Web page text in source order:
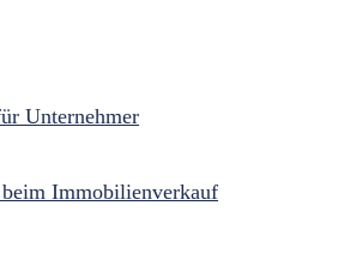
Unternehmer
beim Immobilienverkauf